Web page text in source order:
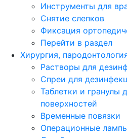
Инструменты для
Снятие слепков
Фиксация
Перейти в раздел
Хирургия,
Растворы для
Спреи для
Таблетки и гранулы
поверхностей
Временные повязки
Операционные